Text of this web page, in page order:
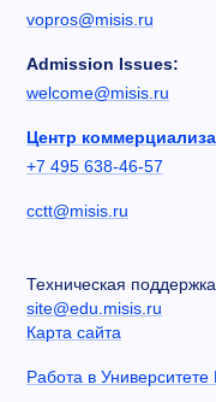
vopros@misis.ru
Admission Issues:
welcome@misis.ru
Центр
+7 495 638-46-57
cctt@misis.ru
Техническая
site@edu.misis.ru
Карта сайта
Работа в